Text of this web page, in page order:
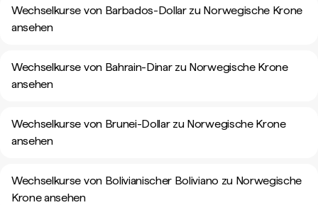
Wechselkurse von Barbados-Dollar zu Norwegische Krone
ansehen
Wechselkurse von Bahrain-Dinar zu Norwegische Krone
ansehen
Wechselkurse von Brunei-Dollar zu Norwegische Krone
ansehen
Wechselkurse von Bolivianischer Boliviano zu Norwegische
Krone ansehen